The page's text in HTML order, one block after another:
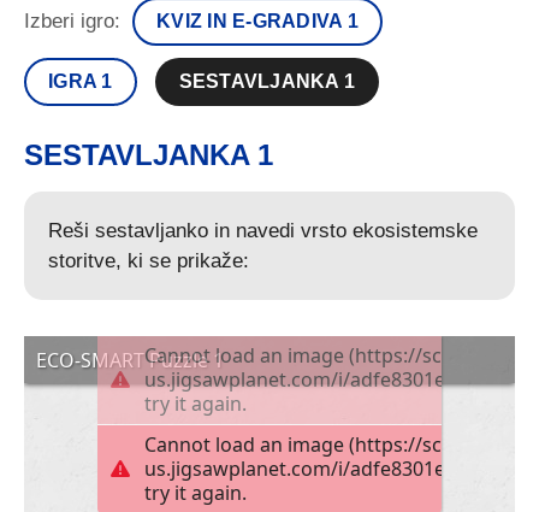
Izberi igro: KVIZ IN E-GRADIVA 1
IGRA 1 SESTAVLJANKA 1
SESTAVLJANKA 1
Reši sestavljanko in navedi vrsto ekosistemske
storitve, ki se prikaže: